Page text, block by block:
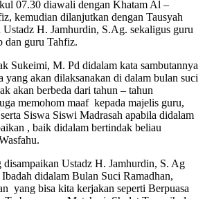
07.30 diawali dengan Khatam Al –
kemudian dilanjutkan dengan Tausyah
H. Jamhurdin, S.Ag. sekaligus guru
dan guru Tahfiz.
Sukeimi, M. Pd didalam kata sambutannya
yang akan dilaksanakan di dalam bulan suci
akan berbeda dari tahun – tahun
memohom maaf kepada majelis guru,
Siswa Siswi Madrasah apabila didalam
, baik didalam bertindak beliau
disampaikan Ustadz H. Jamhurdin, S. Ag
didalam Bulan Suci Ramadhan,
yang bisa kita kerjakan seperti Berpuasa